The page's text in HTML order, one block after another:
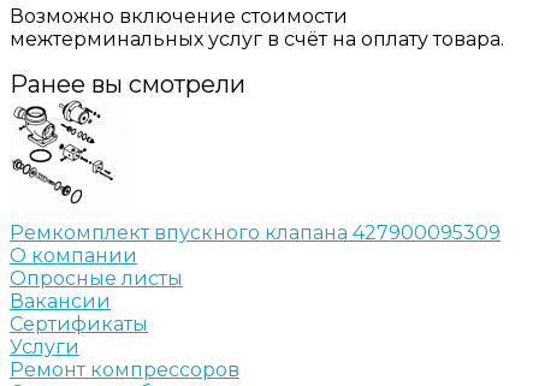
Возможно включение стоимости
межтерминальных услуг в счёт на оплату товара.
Ранее вы смотрели
Ремкомплект впускного клапана 427900095309
О компании
Опросные листы
Вакансии
Сертификаты
Услуги
Ремонт компрессоров